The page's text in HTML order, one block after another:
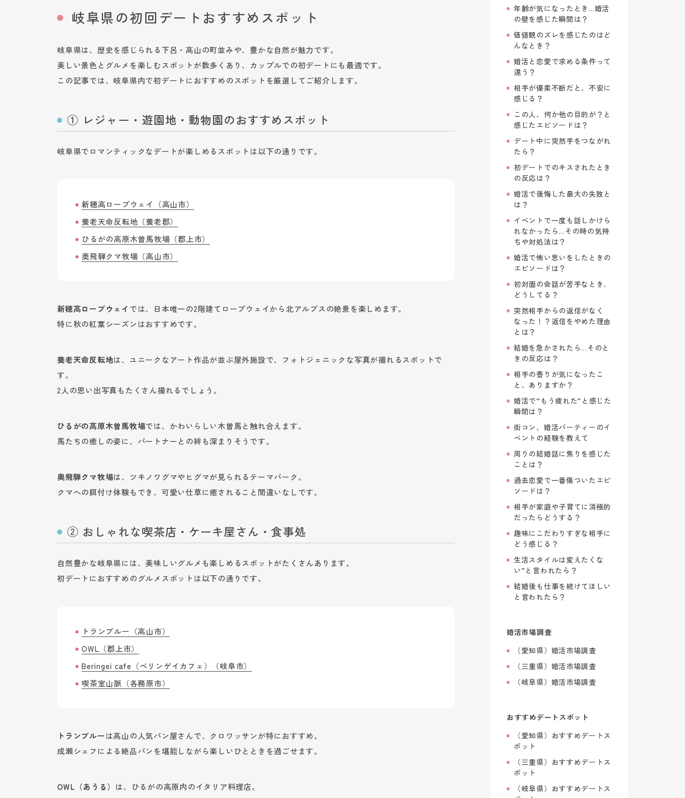
岐阜県の初回デートおすすめスポット
岐阜県は、歴史を感じられる下呂・高山の町並みや、豊かな自然が魅力です。
美しい景色とグルメを楽しむスポットが数多くあり、カップルでの初デートにも最適です。
この記事では、岐阜県内で初デートにおすすめのスポットを厳選してご紹介します。
① レジャー・遊園地・動物園のおすすめスポット
岐阜県でロマンティックなデートが楽しめるスポットは以下の通りです。
新穂高ロープウェイ（高山市）
養老天命反転地（養老郡）
ひるがの高原木曽馬牧場（郡上市）
奥飛騨クマ牧場（高山市）
新穂高ロープウェイ では、日本唯一の2階建てロープウェイから北アルプスの絶景を楽しめます。
特に秋の紅葉シーズンはおすすめです。
養老天命反転地は、ユニークなアート作品が並ぶ屋外施設で、フォトジェニックな写真が撮れるスポットで
す。
2人の思い出写真もたくさん撮れるでしょう。
ひるがの高原木曽馬牧場では、かわいらしい木曽馬と触れ合えます。
馬たちの癒しの姿に、パートナーとの絆も深まりそうです。
奥飛騨クマ牧場は、ツキノワグマやヒグマが見られるテーマパーク。
クマへの餌付け体験もでき、可愛い仕草に癒されること間違いなしです。
② おしゃれな喫茶店・ケーキ屋さん・食事処
自然豊かな岐阜県には、美味しいグルメも楽しめるスポットがたくさんあります。
初デートにおすすめのグルメスポットは以下の通りです。
トランブルー（高山市）
OWL（郡上市）
Beringei cafe（ベリンゲイカフェ）（岐阜市）
喫茶室山脈（各務原市）
トランブルーは高山の人気パン屋さんで、クロワッサンが特におすすめ。
成瀬シェフによる絶品パンを堪能しながら楽しいひとときを過ごせます。
OWL（あうる） は、ひるがの高原内のイタリア料理店。
年齢が気になったとき…婚活
の壁を感じた瞬間は？
価値観のズレを感じたのはど
んなとき？
婚活と恋愛で求める条件って
違う？
相手が優柔不断だと、不安に
感じる？
この人、何か他の目的が？と
感じたエピソードは？
デート中に突然手をつながれ
たら？
初デートでのキスされたとき
の反応は？
婚活で後悔した最大の失敗と
は？
イベントで一度も話しかけら
れなかったら…その時の気持
ちや対処法は？
婚活で怖い思いをしたときの
エピソードは？
初対面の会話が苦手なとき、
どうしてる？
突然相手からの返信がなく
なった！？返信をやめた理由
とは？
結婚を急かされたら…そのと
きの反応は？
相手の香りが気になったこ
と、ありますか？
婚活で“もう疲れた”と感じた
瞬間は？
街コン、婚活パーティーのイ
ベントの経験を教えて
周りの結婚話に焦りを感じた
ことは？
過去恋愛で一番傷ついたエピ
ソードは？
相手が家庭や子育てに消極的
だったらどうする？
趣味にこだわりすぎな相手に
どう感じる？
生活スタイルは変えたくな
い”と言われたら？
結婚後も仕事を続けてほしい
と言われたら？
婚活市場調査
（愛知県）婚活市場調査
（三重県）婚活市場調査
（岐阜県）婚活市場調査
おすすめデートスポット
（愛知県）おすすめデートス
ポット
（三重県）おすすめデートス
ポット
（岐阜県）おすすめデートス